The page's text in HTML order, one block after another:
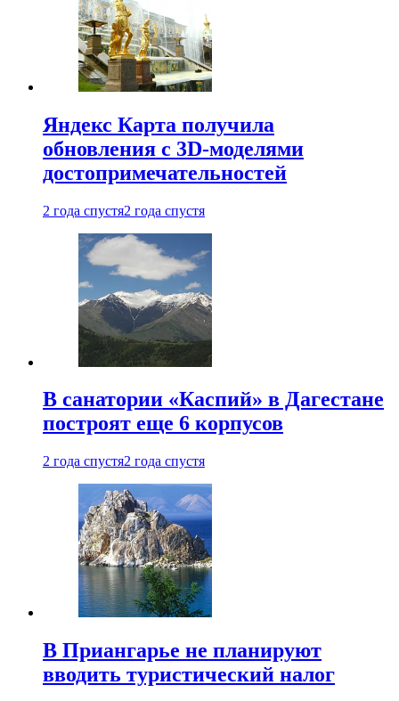
Яндекс Карта получила
обновления с 3D-моделями
достопримечательностей
2 года спустя2 года спустя
В санатории «Каспий» в Дагестане
построят еще 6 корпусов
2 года спустя2 года спустя
В Приангарье не планируют
вводить туристический налог